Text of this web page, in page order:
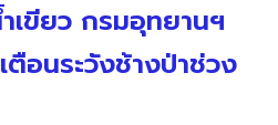
ขียว กรมอุทยานฯ
ตือนระวังช้างป่าช่วง